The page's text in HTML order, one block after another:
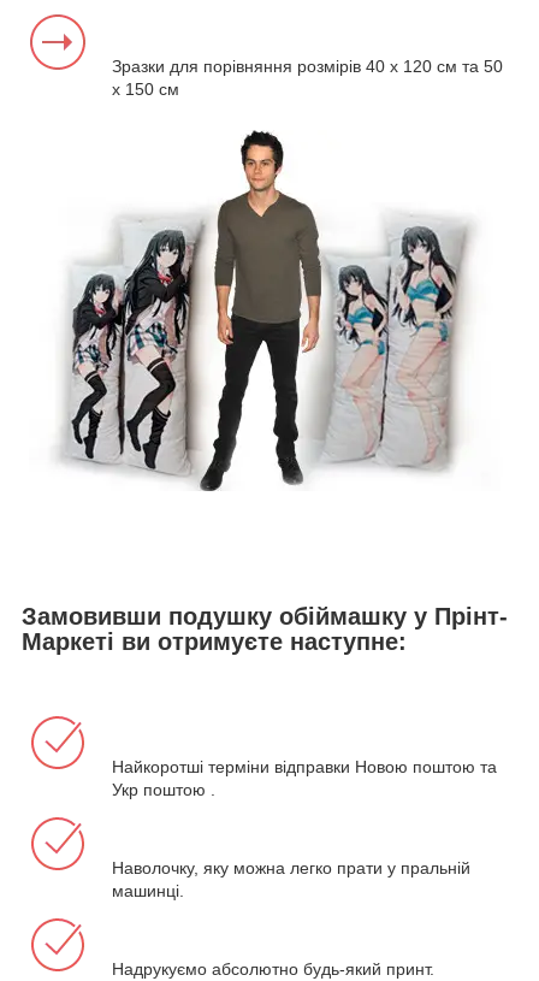
Зразки для порівняння розмірів 40 х 120 см та 50
х 150 см
Замовивши подушку обіймашку у Прінт-
Маркеті ви отримуєте наступне:
Найкоротші терміни відправки Новою поштою та
Укр поштою .
Наволочку, яку можна легко прати у пральній
машинці.
Надрукуємо абсолютно будь-який принт.